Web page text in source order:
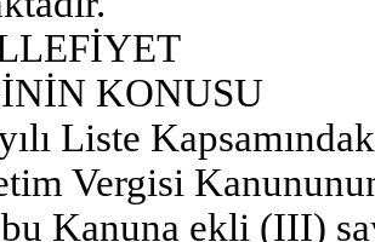
KONUSU
Liste
Vergisi
Kanuna ekli (III)